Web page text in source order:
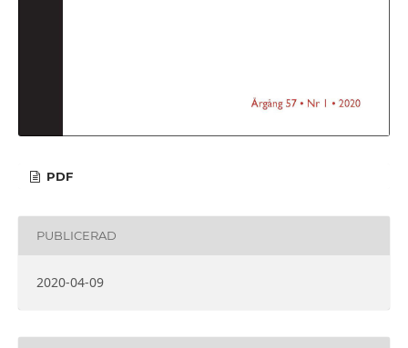
PDF
PUBLICERAD
2020-04-09